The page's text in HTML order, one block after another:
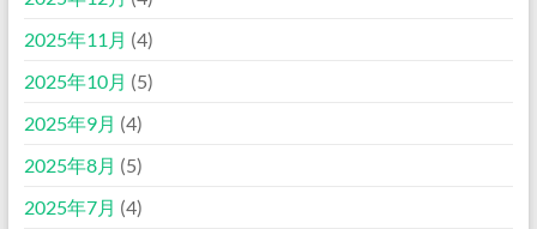
2025年11月 (4)
2025年10月 (5)
2025年9月 (4)
2025年8月 (5)
2025年7月 (4)